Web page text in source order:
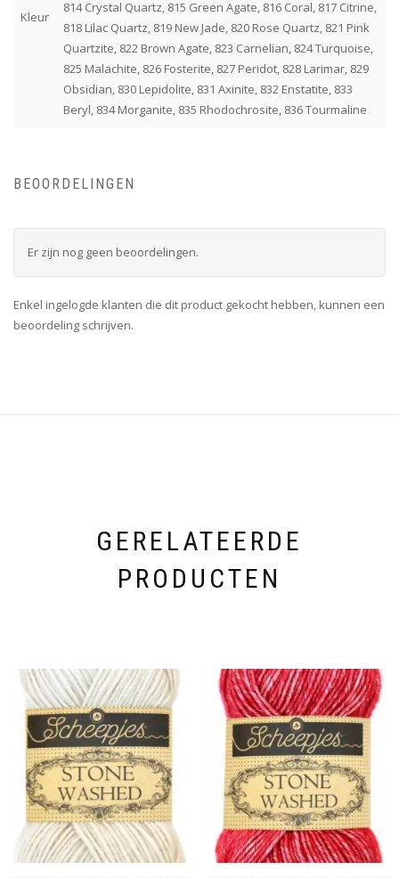
Kleur
814 Crystal Quartz, 815 Green Agate, 816 Coral, 817 Citrine,
818 Lilac Quartz, 819 New Jade, 820 Rose Quartz, 821 Pink
Quartzite, 822 Brown Agate, 823 Carnelian, 824 Turquoise,
825 Malachite, 826 Fosterite, 827 Peridot, 828 Larimar, 829
Obsidian, 830 Lepidolite, 831 Axinite, 832 Enstatite, 833
Beryl, 834 Morganite, 835 Rhodochrosite, 836 Tourmaline
BEOORDELINGEN
Er zijn nog geen beoordelingen.
Enkel ingelogde klanten die dit product gekocht hebben, kunnen een
beoordeling schrijven.
GERELATEERDE
PRODUCTEN